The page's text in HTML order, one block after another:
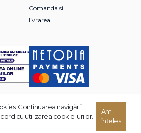
Comanda si
livrarea
TREI. Toate drepturile rezervate.
Continuarea navigării
cu utilizarea cookie-urilor.
Am
înțeles